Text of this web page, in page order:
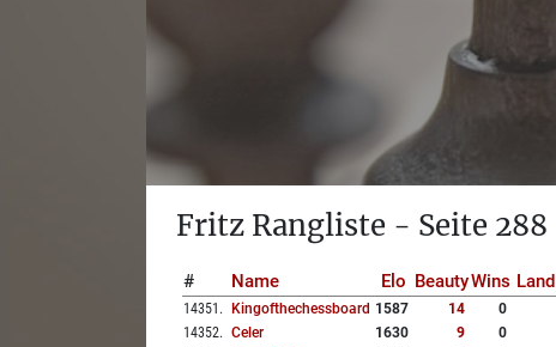
Fritz Rangliste - Seite 288
# Name Elo BeautyWins Land
14351 . Kingofthechessboard 1587 14
0
14352. Celer 1630 9
0